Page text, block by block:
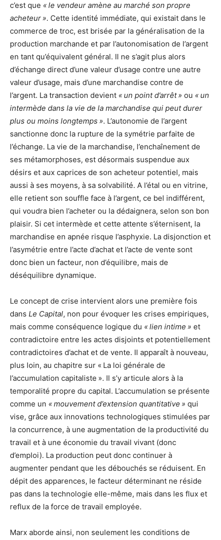
c’est que « le vendeur amène au marché son propre
acheteur ». Cette identité immédiate, qui existait dans le
commerce de troc, est brisée par la généralisation de la
production marchande et par l’autonomisation de l’argent
en tant qu’équivalent général. Il ne s’agit plus alors
d’échange direct d’une valeur d’usage contre une autre
valeur d’usage, mais d’une marchandise contre de
l’argent. La transaction devient « un point d’arrêt » ou « un
intermède dans la vie de la marchandise qui peut durer
plus ou moins longtemps ». L’autonomie de l’argent
sanctionne donc la rupture de la symétrie parfaite de
l’échange. La vie de la marchandise, l’enchaînement de
ses métamorphoses, est désormais suspendue aux
désirs et aux caprices de son acheteur potentiel, mais
aussi à ses moyens, à sa solvabilité. A l’étal ou en vitrine,
elle retient son souffle face à l’argent, ce bel indifférent,
qui voudra bien l’acheter ou la dédaignera, selon son bon
plaisir. Si cet intermède et cette attente s’éternisent, la
marchandise en apnée risque l’asphyxie. La disjonction et
l’asymétrie entre l’acte d’achat et l’acte de vente sont
donc bien un facteur, non d’équilibre, mais de
déséquilibre dynamique.
Le concept de crise intervient alors une première fois
dans Le Capital, non pour évoquer les crises empiriques,
mais comme conséquence logique du « lien intime » et
contradictoire entre les actes disjoints et potentiellement
contradictoires d’achat et de vente. Il apparaît à nouveau,
plus loin, au chapitre sur « La loi générale de
l’accumulation capitaliste ». Il s’y articule alors à la
temporalité propre du capital. L’accumulation se présente
comme un « mouvement d’extension quantitative » qui
vise, grâce aux innovations technologiques stimulées par
la concurrence, à une augmentation de la productivité du
travail et à une économie du travail vivant (donc
d’emploi). La production peut donc continuer à
augmenter pendant que les débouchés se réduisent. En
dépit des apparences, le facteur déterminant ne réside
pas dans la technologie elle-même, mais dans les flux et
reflux de la force de travail employée.
Marx aborde ainsi, non seulement les conditions de